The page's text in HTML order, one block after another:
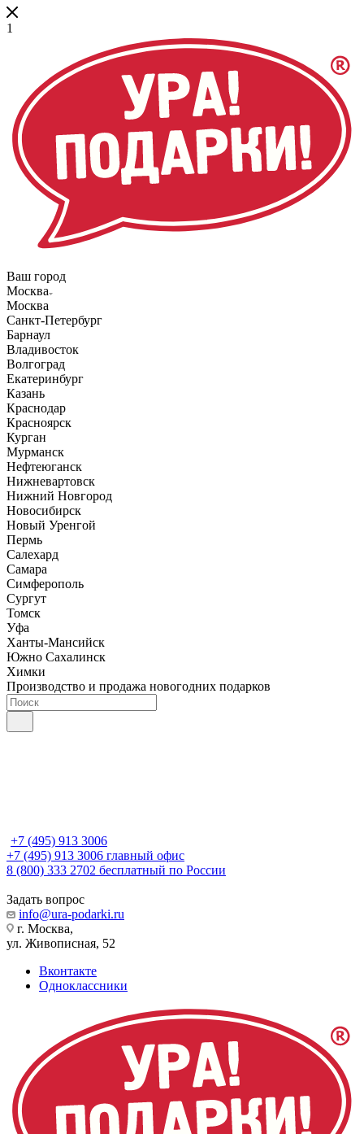
1
Ваш город
Москва
Москва
Санкт-Петербург
Барнаул
Владивосток
Волгоград
Екатеринбург
Казань
Краснодар
Красноярск
Курган
Мурманск
Нефтеюганск
Нижневартовск
Нижний Новгород
Новосибирск
Новый Уренгой
Пермь
Салехард
Самара
Симферополь
Сургут
Томск
Уфа
Ханты-Мансийск
Южно Сахалинск
Химки
Производство и продажа новогодних подарков
+7 (495) 913 3006
+7 (495) 913 3006 главный офис
8 (800) 333 2702 бесплатный по России
Задать вопрос
info@ura-podarki.ru
г. Москва,
ул. Живописная, 52
Вконтакте
Одноклассники